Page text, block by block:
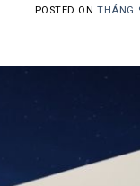
POSTED ONTHÁNG